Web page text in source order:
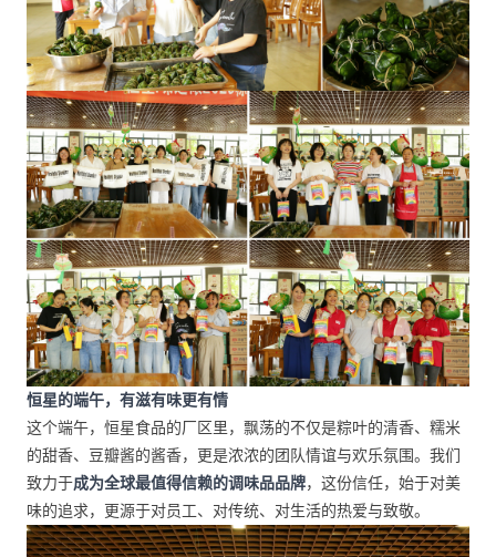
恒星的端午，有滋有味更有情
这个端午，恒星食品的厂区里，飘荡的不仅是粽叶的清香、糯米
的甜香、豆瓣酱的酱香，更是浓浓的团队情谊与欢乐氛围。我们
致力于成为全球最值得信赖的调味品品牌，这份信任，始于对美
味的追求，更源于对员工、对传统、对生活的热爱与致敬。